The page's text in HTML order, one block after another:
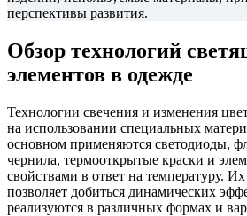
перспективы развития.
Обзор технологий
элементов в одежде
Технологии свечения и изменения
на использовании специальных
основном применяются светодиоды,
чернила, термооткрытые краски и
свойствами в ответ на температуру.
позволяет добиться динамических
реализуются в различных формах и